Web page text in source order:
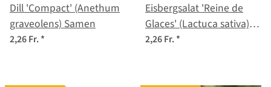
Dill 'Compact' (Anethum
graveolens) Samen
2,26 Fr.*
Eisbergsalat 'Reine de
Glaces' (Lactuca sativa)
Samen
2,26 Fr.*